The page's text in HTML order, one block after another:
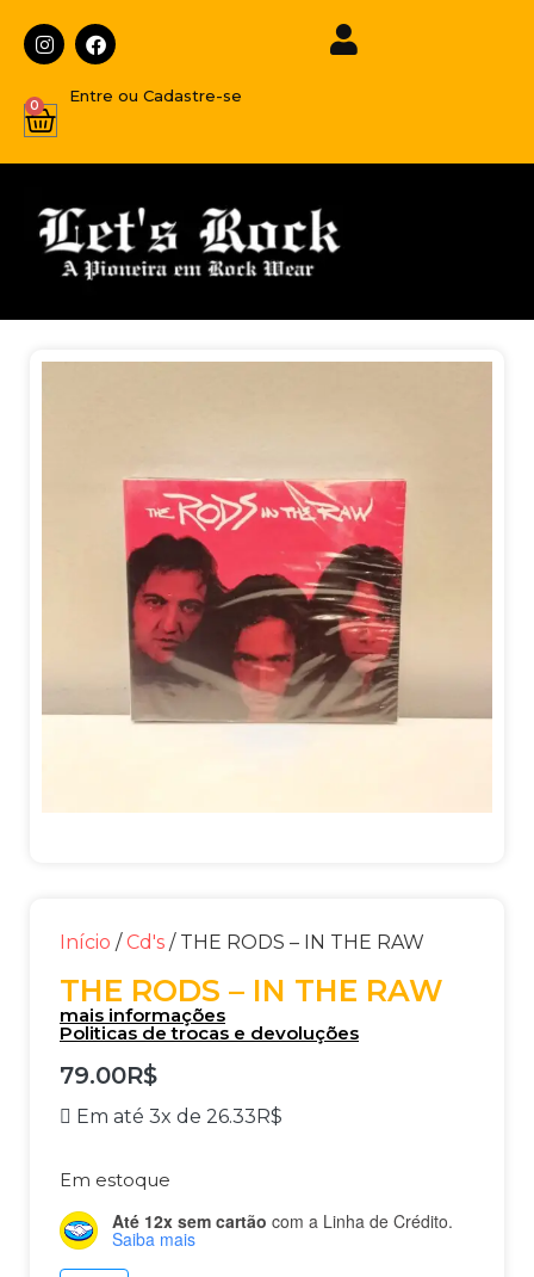
Entre ou Cadastre-se
0
Início / Cd's / THE RODS – IN THE RAW
THE RODS – IN THE RAW
mais informações
Politicas de trocas e devoluções
79.00R$
Em até 3x de 26.33R$
Em estoque
Até 12x sem cartão com a Linha de Crédito.
Saiba mais